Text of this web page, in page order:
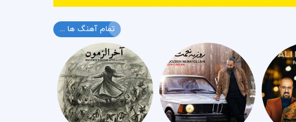
تمام آهنگ ها ...